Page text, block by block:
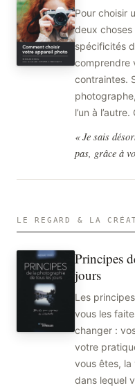
Pour choisir
deux choses
spécificités
comprendre
contraintes.
l’un à
« Je sais
pas, grâce à
LE REGARD & LA
Principes
jours
Les
vous les
changer :
votre
vous êtes,
dans lequel